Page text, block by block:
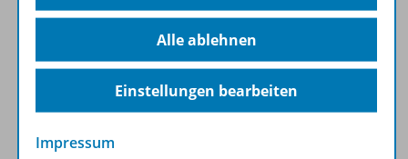
Lizenzbedingungen
Zugehörige Produkte
Alle ablehnen
Einstellungen bearbeiten
Impressum